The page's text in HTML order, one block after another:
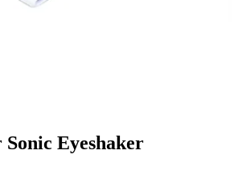
Eyeshaker